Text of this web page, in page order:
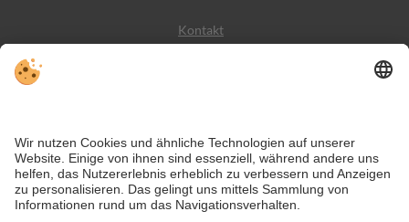
Kontakt
VIVODolomiti ist das Reiseportal für unvergesslichen
Bergurlaub – mit Unterkünften und Angeboten in den